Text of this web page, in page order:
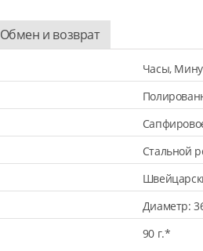
Обмен и возврат
Часы,
Стальной
Диаметр:
90 г.*